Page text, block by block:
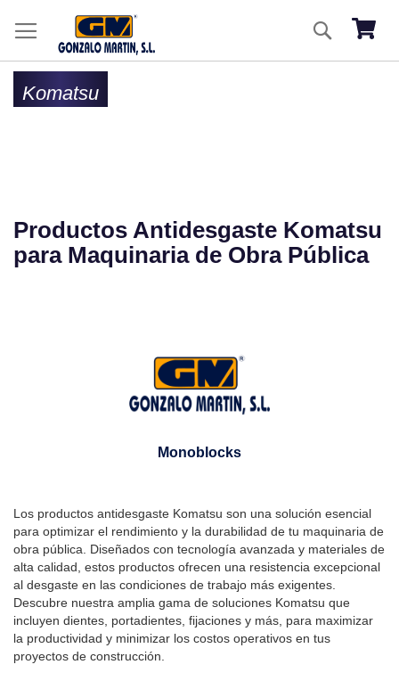
Mi
Buscar
Komatsu
Productos Antidesgaste Komatsu
para Maquinaria de Obra Pública
Monoblocks
Los productos antidesgaste Komatsu son una solución esencial
para optimizar el rendimiento y la durabilidad de tu maquinaria de
obra pública. Diseñados con tecnología avanzada y materiales de
alta calidad, estos productos ofrecen una resistencia excepcional
al desgaste en las condiciones de trabajo más exigentes.
Descubre nuestra amplia gama de soluciones Komatsu que
incluyen dientes, portadientes, fijaciones y más, para maximizar
la productividad y minimizar los costos operativos en tus
proyectos de construcción.